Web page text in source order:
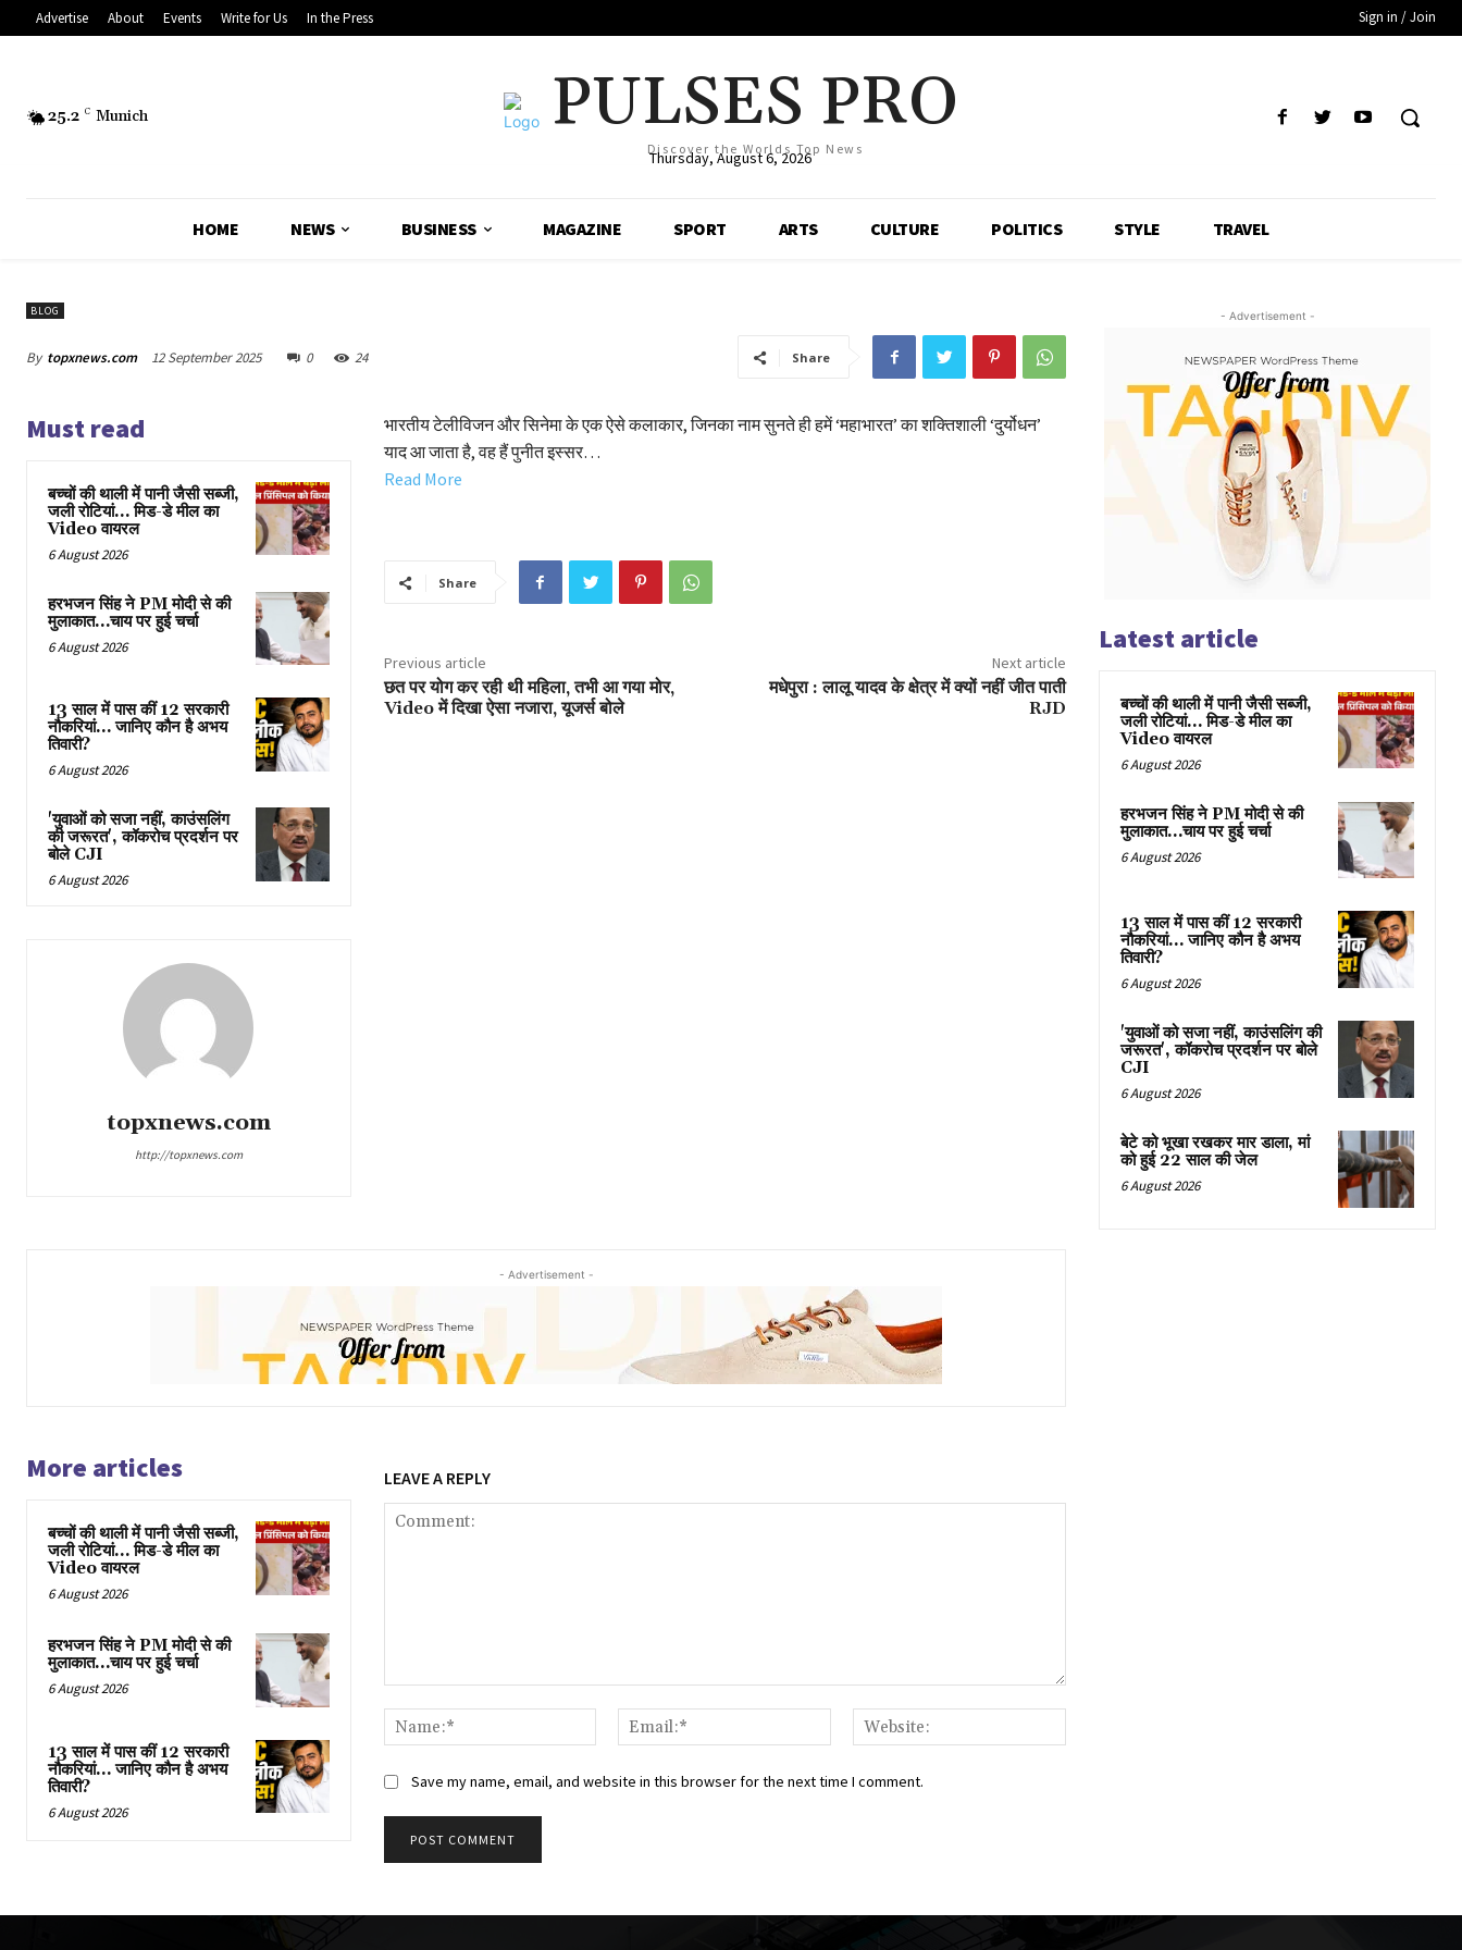
Advertise About Events Write for Us In the Press Sign in / Join
25.2 C Munich PULSES PRO
Discover the Worlds Top News
Thursday, August 6, 2026
HOME NEWS BUSINESS MAGAZINE SPORT ARTS CULTURE POLITICS STYLE TRAVEL
BLOG
By topxnews.com 12 September 2025 0 24 Share
Must read
बच्चों की थाली में पानी जैसी सब्जी,
जली रोटियां… मिड-डे मील का
Video वायरल
6 August 2026
हरभजन सिंह ने PM मोदी से की
मुलाकात…चाय पर हुई चर्चा
6 August 2026
13 साल में पास कीं 12 सरकारी
नौकरियां… जान‍िए कौन है अभय
तिवारी?
6 August 2026
'युवाओं को सजा नहीं, काउंसलिंग
की जरूरत', कॉकरोच प्रदर्शन पर
बोले CJI
6 August 2026
topxnews.com
http://topxnews.com
भारतीय टेलीविजन और सिनेमा के एक ऐसे कलाकार, जिनका नाम सुनते ही हमें ‘महाभारत’ का शक्तिशाली ‘दुर्योधन’
याद आ जाता है, वह हैं पुनीत इस्सर…
Read More
Share
Previous article
छत पर योग कर रही थी महिला, तभी आ गया मोर,
Video में दिखा ऐसा नजारा, यूजर्स बोले
Next article
मधेपुरा : लालू यादव के क्षेत्र में क्यों नहीं जीत पाती
RJD
- Advertisement -
More articles
बच्चों की थाली में पानी जैसी सब्जी,
जली रोटियां… मिड-डे मील का
Video वायरल
6 August 2026
हरभजन सिंह ने PM मोदी से की
मुलाकात…चाय पर हुई चर्चा
6 August 2026
13 साल में पास कीं 12 सरकारी
नौकरियां… जान‍िए कौन है अभय
तिवारी?
6 August 2026
LEAVE A REPLY
Name:*
Email:*
Save my name, email, and website in this browser for the next time I comment.
- Advertisement -
Latest article
बच्चों की थाली में पानी जैसी सब्जी,
जली रोटियां… मिड-डे मील का
Video वायरल
6 August 2026
हरभजन सिंह ने PM मोदी से की
मुलाकात…चाय पर हुई चर्चा
6 August 2026
13 साल में पास कीं 12 सरकारी
नौकरियां… जान‍िए कौन है अभय
तिवारी?
6 August 2026
'युवाओं को सजा नहीं, काउंसलिंग की
जरूरत', कॉकरोच प्रदर्शन पर बोले
CJI
6 August 2026
बेटे को भूखा रखकर मार डाला, मां
को हुई 22 साल की जेल
6 August 2026